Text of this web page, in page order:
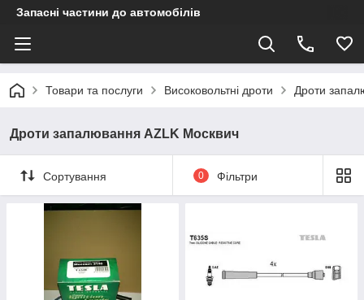
Запасні частини до автомобілів
Товари та послуги Високовольтні дроти Дроти
Дроти запалювання AZLK Москвич
Сортування 0 Фільтри